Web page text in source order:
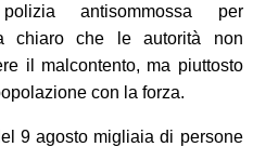
antisommossa per
chiaro che le autorità non
il malcontento, ma piuttosto
con la forza.
9 agosto migliaia di persone